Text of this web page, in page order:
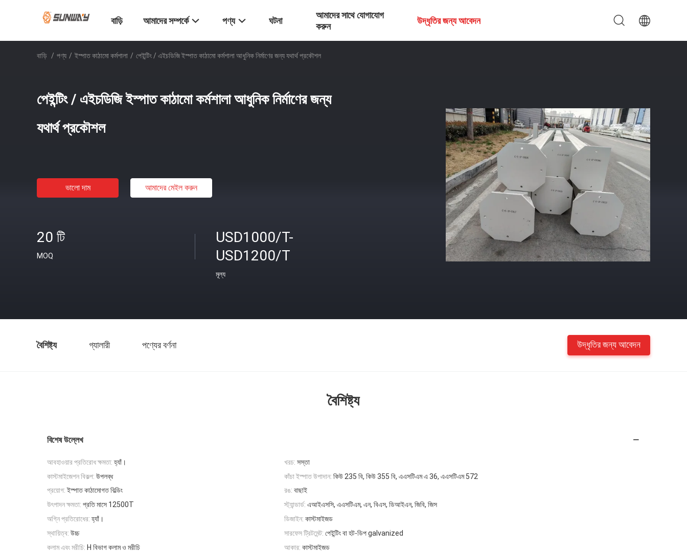
বাড়ি আমাদের সম্পর্কে পণ্য ঘটনা
আমাদের সাথে যোগাযোগ
করুন
উদ্ধৃতির জন্য আবেদন
বাড়ি / পণ্য / ইস্পাত কাঠামো কর্মশালা / পেইন্টিং / এইচডিজি ইস্পাত কাঠামো কর্মশালা আধুনিক নির্মাণের জন্য যথার্থ প্রকৌশল
পেইন্টিং / এইচডিজি ইস্পাত কাঠামো কর্মশালা আধুনিক নির্মাণের জন্য
যথার্থ প্রকৌশল
ভালো দাম আমাদের মেইল ​​করুন
20 টি
MOQ
USD1000/T-
USD1200/T
মূল্য
বৈশিষ্ট্য গ্যালারী পণ্যের বর্ণনা উদ্ধৃতির জন্য আবেদন
বৈশিষ্ট্য
বিশেষ উল্লেখ
আবহাওয়ার প্রতিরোধ ক্ষমতা: হ্যাঁ। খরচ: সস্তা
কাস্টমাইজেশন বিকল্প: উপলব্ধ কাঁচা ইস্পাত উপাদান: কিউ 235 বি, কিউ 355 বি, এএসটিএম এ 36, এএসটিএম 572
প্রয়োগ: ইস্পাত কাঠামোগত বিল্ডিং রঙ: বাছাই
উৎপাদন ক্ষমতা: প্রতি মাসে 12500T স্ট্যান্ডার্ড: এআইএসসি, এএসটিএম, এন, বিএস, ডিআইএন, জিবি, জিস
অগ্নি প্রতিরোধের: হ্যাঁ। ডিজাইন: কাস্টমাইজড
স্থায়িত্ব: উচ্চ সারফেস ট্রিটমেন্ট: পেইন্টিং বা হট-ডিপ galvanized
কলাম এবং মরীচি: H বিভাগ কলাম ও মরীচি আকার: কাস্টমাইজড